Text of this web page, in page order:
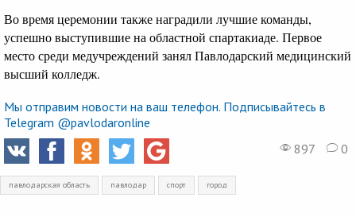
Во время церемонии также наградили лучшие команды,
успешно выступившие на областной спартакиаде. Первое
место среди медучреждений занял Павлодарский медицинский
высший колледж.
Мы отправим новости на ваш телефон. Подписывайтесь в
Telegram @pavlodaronline
897
0
павлодарская область павлодар спорт город